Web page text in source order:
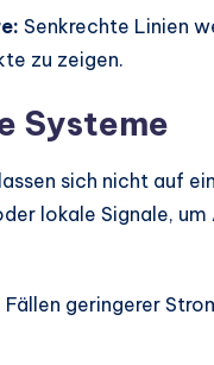
Senkrechte Linien
zu zeigen.
Systeme
sich nicht auf
lokale Signale,
Fällen geringerer